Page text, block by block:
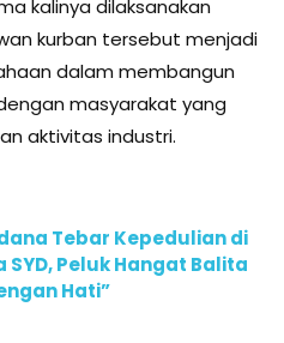
kalinya dilaksanakan
kurban tersebut menjadi
dalam membangun
masyarakat yang
aktivitas industri.
Tebar Kepedulian di
Peluk Hangat Balita
Hati”